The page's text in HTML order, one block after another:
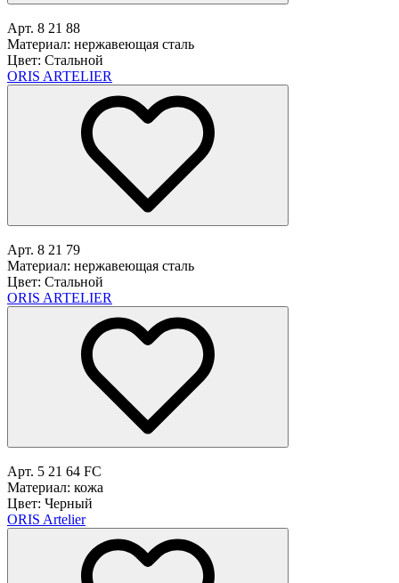
Арт. 8 21 88
Материал: нержавеющая сталь
Цвет: Стальной
ORIS ARTELIER
Арт. 8 21 79
Материал: нержавеющая сталь
Цвет: Стальной
ORIS ARTELIER
Арт. 5 21 64 FC
Материал: кожа
Цвет: Черный
ORIS Artelier